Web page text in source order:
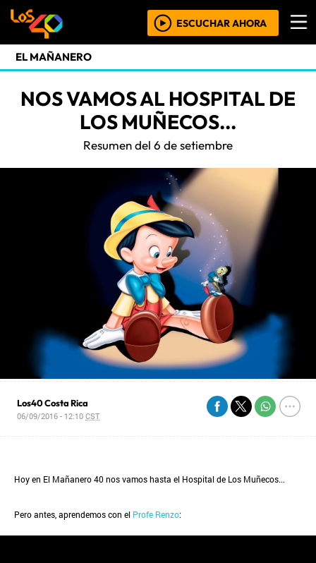
ESCUCHAR AHORA
EL MAÑANERO
NOS VAMOS AL HOSPITAL DE
LOS MUÑECOS...
Resumen del 6 de setiembre
Los40 Costa Rica
06/09/2016 - 12:10CST
Hoy en El Mañanero 40 nos vamos hasta el Hospital de Los Muñecos...
Pero antes, aprendemos con el Profe Renzo: